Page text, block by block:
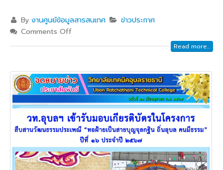
Byงานศูนย์ข้อมูลสารสนเทศ
ข่าวประกาศ
Comments Off
Read more...